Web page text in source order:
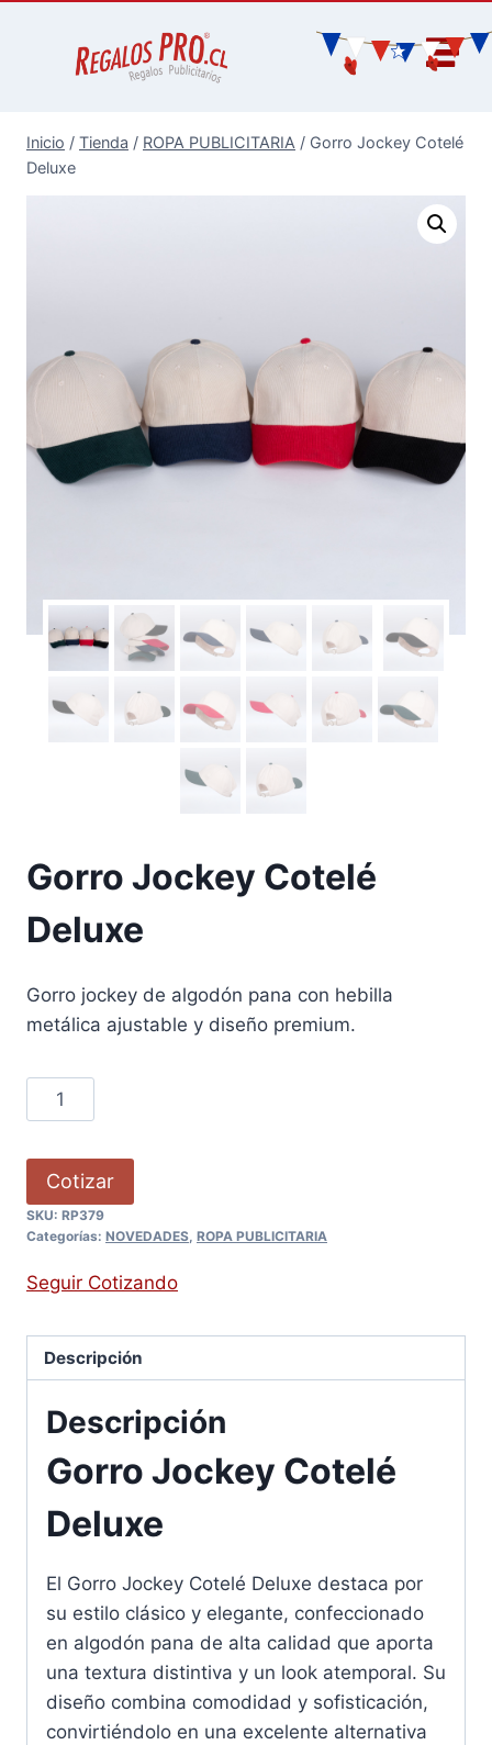
Inicio / Tienda / ROPA PUBLICITARIA / Gorro Jockey Cotelé
Deluxe
Gorro Jockey Cotelé
Deluxe
Gorro jockey de algodón pana con hebilla
metálica ajustable y diseño premium.
Cotizar
SKU: RP379
Categorías: NOVEDADES, ROPA PUBLICITARIA
Seguir Cotizando
Descripción
Descripción
Gorro Jockey Cotelé
Deluxe
El Gorro Jockey Cotelé Deluxe destaca por
su estilo clásico y elegante, confeccionado
en algodón pana de alta calidad que aporta
una textura distintiva y un look atemporal. Su
diseño combina comodidad y sofisticación,
convirtiéndolo en una excelente alternativa